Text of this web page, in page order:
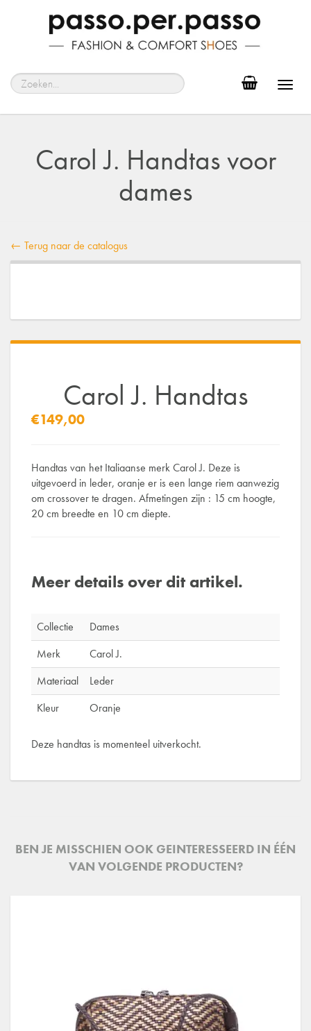
Carol J. Handtas voor
dames
← Terug naar de catalogus
Carol J. Handtas
€149,00
Handtas van het Italiaanse merk Carol J. Deze is
uitgevoerd in leder, oranje er is een lange riem aanwezig
om crossover te dragen. Afmetingen zijn : 15 cm hoogte,
20 cm breedte en 10 cm diepte.
Meer details over dit artikel.
Collectie
Dames
Merk
Carol J.
Materiaal
Leder
Kleur
Oranje
Deze handtas is momenteel uitverkocht.
BEN JE MISSCHIEN OOK GEINTERESSEERD IN ÉÉN
VAN VOLGENDE PRODUCTEN?